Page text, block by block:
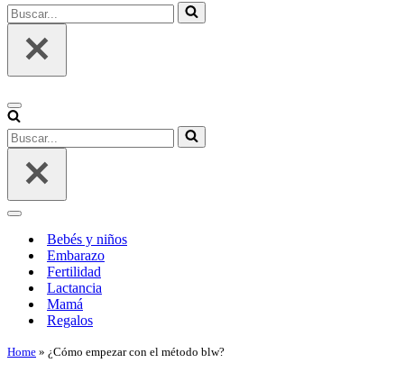
Buscar...
Menú
de
navegación
Buscar...
Menú
navegaciónBebés y niños
Embarazo
Fertilidad
Lactancia
Mamá
Regalos
Home » ¿Cómo empezar con el método blw?